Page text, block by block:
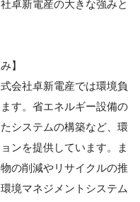
卓新電産の大きな強みと
】
会社卓新電産では環境負
す。省エネルギー設備の
システムの構築など、環
ンを提供しています。ま
の削減やリサイクルの推
境マネジメントシステム